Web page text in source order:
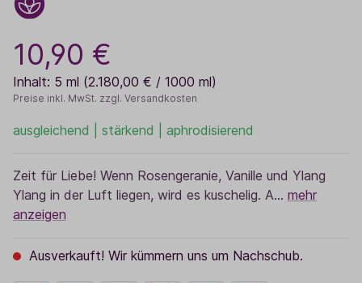
10,90 €
Inhalt: 5 ml (2.180,00 € / 1000 ml)
Preise inkl. MwSt. zzgl. Versandkosten
ausgleichend | stärkend | aphrodisierend
Zeit für Liebe! Wenn Rosengeranie, Vanille und Ylang
Ylang in der Luft liegen, wird es kuschelig. A… mehr
anzeigen
Ausverkauft! Wir kümmern uns um Nachschub.